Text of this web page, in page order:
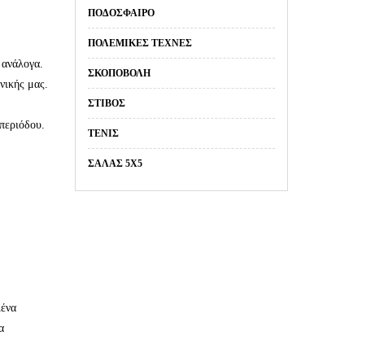
μας.
ΠΟΔΌΣΦΑΙΡΟ
ΠΟΛΕΜΙΚΈΣ ΤΈΧΝΕΣ
ΣΚΟΠΟΒΟΛΉ
ΣΤΊΒΟΣ
ΤΈΝΙΣ
ΣΑΛΑΣ 5Χ5